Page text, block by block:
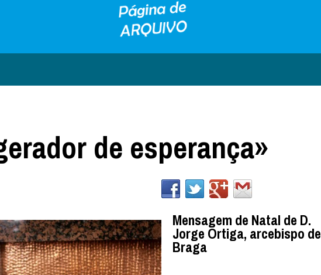
de esperança»
Mensagem de Natal de D.
Jorge Ortiga, arcebispo de
Braga